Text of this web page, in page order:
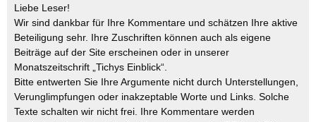
Liebe Leser!
Wir sind dankbar für Ihre Kommentare und schätzen Ihre aktive
Beteiligung sehr. Ihre Zuschriften können auch als eigene
Beiträge auf der Site erscheinen oder in unserer
Monatszeitschrift „Tichys Einblick“.
Bitte entwerten Sie Ihre Argumente nicht durch Unterstellungen,
Verunglimpfungen oder inakzeptable Worte und Links. Solche
Texte schalten wir nicht frei. Ihre Kommentare werden